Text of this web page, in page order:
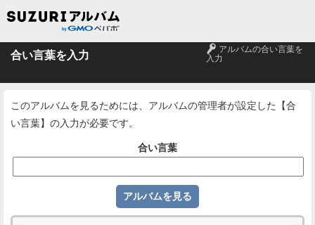
合い言葉を入力 🔑 アルバムの合い言葉を
入力
このアルバムを見るためには、アルバムの管理者が設定した【合
い言葉】の入力が必要です。
合い言葉